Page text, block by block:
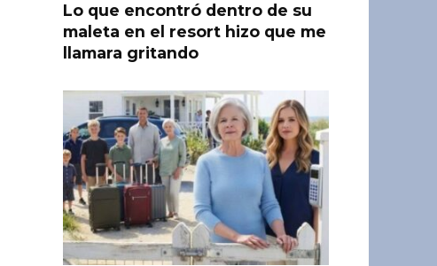
Lo que encontró dentro de su
maleta en el resort hizo que me
llamara gritando